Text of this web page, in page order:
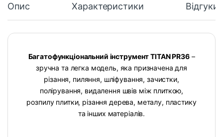
Опис Характеристики Відгуки
Багатофункціональний інструмент TITAN PR36–
зручна та легка модель, яка призначена для
різання, пиляння, шліфування, зачистки,
полірування, видалення швів між плиткою,
розпилу плитки, різання дерева, металу, пластику
та інших матеріалів.